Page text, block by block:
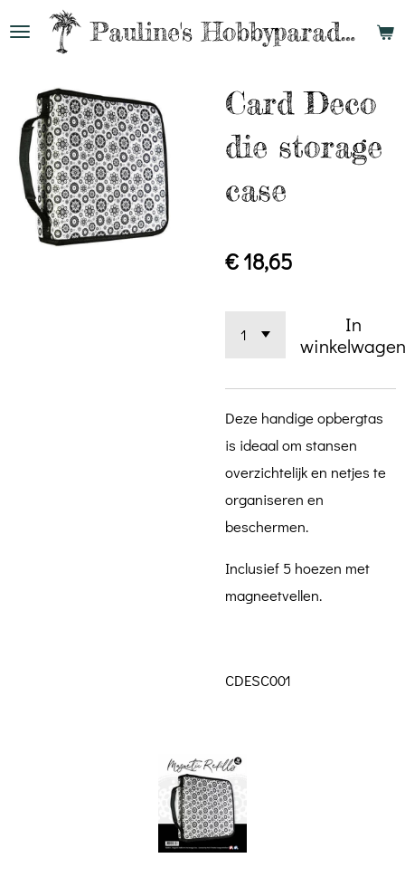
Ga
hoofdinhoud
Pauline'sHobbyparadijs
Card Deco
die storage
case
€ 18,65
In
Deze handige opbergtas
is ideaal om stansen
overzichtelijk en netjes te
organiseren en
beschermen.
Inclusief 5 hoezen met
magneetvellen.
CDESC001